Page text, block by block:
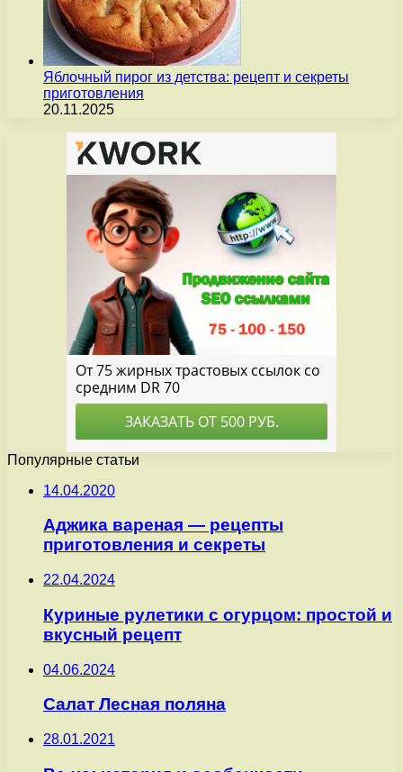
Яблочный пирог из детства: рецепт и секреты
приготовления
20.11.2025
Популярные статьи
14.04.2020
Аджика вареная — рецепты
приготовления и секреты
22.04.2024
Куриные рулетики с огурцом: простой и
вкусный рецепт
04.06.2024
Салат Лесная поляна
28.01.2021